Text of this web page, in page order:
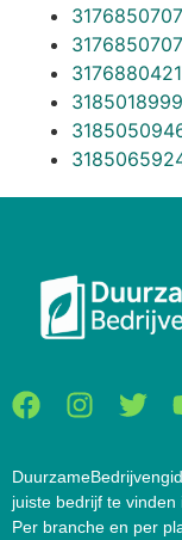
juiste bedrijf te vinden
Per branche en per